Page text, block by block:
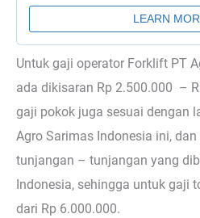
Untuk gaji operator Forklift PT
ada dikisaran Rp 2.500.000 –
gaji pokok juga sesuai dengan
Agro Sarimas Indonesia ini,
tunjangan – tunjangan yang
Indonesia, sehingga untuk gaji
dari Rp 6.000.000.